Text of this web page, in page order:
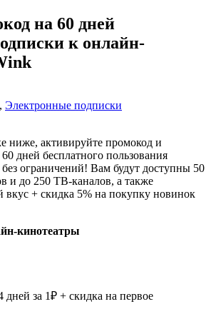
на 60 дней
к онлайн-
, Электронные подписки
ниже, активируйте промокод и
дней бесплатного пользования
ограничений! Вам будут доступны 50
и до 250 ТВ-каналов, а также
вкус + скидка 5% на покупку новинок
кинотеатры
за 1₽ + скидка на первое